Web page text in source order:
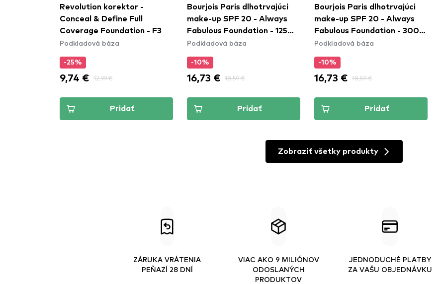
Revolution korektor -
Conceal & Define Full
Coverage Foundation - F3
Podkladová báza
-25%
9,74 € 12,99 €
Pridať
Bourjois Paris dlhotrvajúci
make-up SPF 20 - Always
Fabulous Foundation - 125
Ivory
Podkladová báza
-10%
16,73 € 18,59 €
Pridať
Bourjois Paris dlhotrvajúci
make-up SPF 20 - Always
Fabulous Foundation - 300
Rose Sand
Podkladová báza
-10%
16,73 € 18,59 €
Pridať
Zobraziť všetky produkty
ZÁRUKA VRÁTENIA
PEŇAZÍ 28 DNÍ
VIAC AKO 9 MILIÓNOV
ODOSLANÝCH
PRODUKTOV
JEDNODUCHÉ PLATBY
ZA VAŠU OBJEDNÁVKU